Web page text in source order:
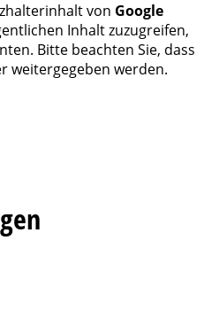
von Google
Inhalt zuzugreifen,
Bitte beachten Sie, dass
weitergegeben werden.